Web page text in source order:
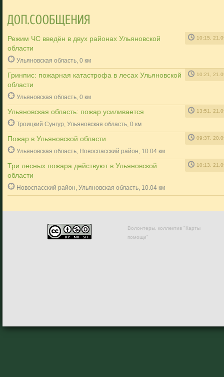
Режим ЧС введён в двух районах Ульяновской
области
10:15,
Ульяновская область, 0 км
Гринпис: пожарная катастрофа в лесах Ульяновской
области
10:21,
Ульяновская область, 0 км
Ульяновская область: пожар усиливается 13:51,
Троицкий Сунгур, Ульяновская область, 0 км
Пожар в Ульяновской области 09:37,
Ульяновская область, Новоспасский район, 10.04 км
Три лесных пожара действуют в Ульяновской
области
10:13,
Новоспасский район, Ульяновская область, 10.04 км
Волонтеры, коллектив "Карты
помощи"